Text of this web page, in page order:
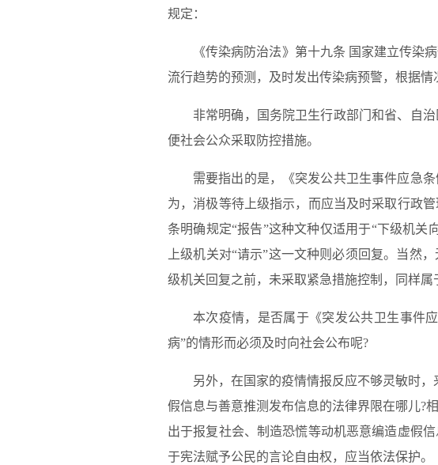
规定：
《传染病防治法》第十九条 国家建立传染
流行趋势的预测，及时发出传染病预警，根据情
非常明确，国务院卫生行政部门和省、自
便社会公众采取防控措施。
需要指出的是，《突发公共卫生事件应急
为，消极等待上级指示，而应当及时采取行政
条明确规定“报告”这种文种仅适用于“下级机
上级机关对“请示”这一文种则必须回复。当然
级机关回复之前，未采取紧急措施控制，同样属
本次疫情，是否属于《突发公共卫生事件
病”的情形而必须及时向社会公布呢?
另外，在国家的疫情情报反应不够灵敏时
假信息与善意推测发布信息的法律界限在哪儿?
出于报复社会、制造恐慌等动机恶意编造虚假
于宪法赋予公民的言论自由权，应当依法保护。